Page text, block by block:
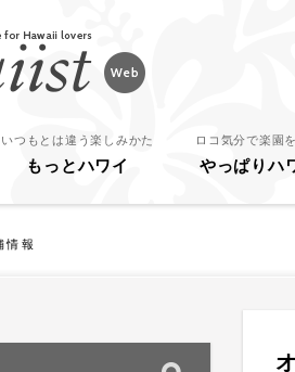
いつもとは違う楽しみかた
もっとハワイ
ロコ気分で楽園
やっぱりハ
情報